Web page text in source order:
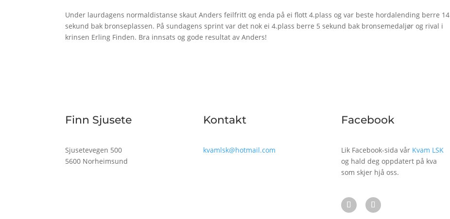
Under laurdagens normaldistanse skaut Anders feilfritt og enda på ei flott 4.plass og var beste hordalending berre 14
sekund bak bronseplassen. På sundagens sprint var det nok ei 4.plass berre 5 sekund bak bronsemedaljør og rival i
krinsen Erling Finden. Bra innsats og gode resultat av Anders!
Finn Sjusete
Sjusetevegen 500
5600 Norheimsund
Kontakt
kvamlsk@hotmail.com
Facebook
Lik Facebook-sida vår Kvam LSK
og hald deg oppdatert på kva
som skjer hjå oss.